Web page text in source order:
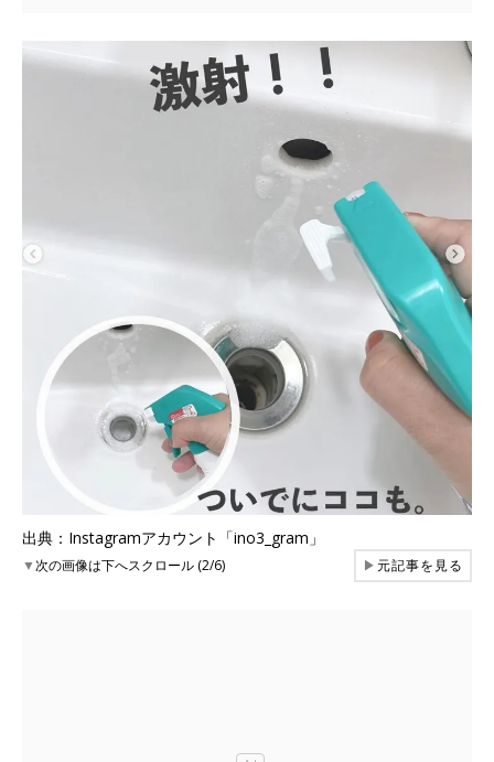
出典：Instagramアカウント「ino3_gram」
▼次の画像は下へスクロール (2/6) ▶元記事を見る